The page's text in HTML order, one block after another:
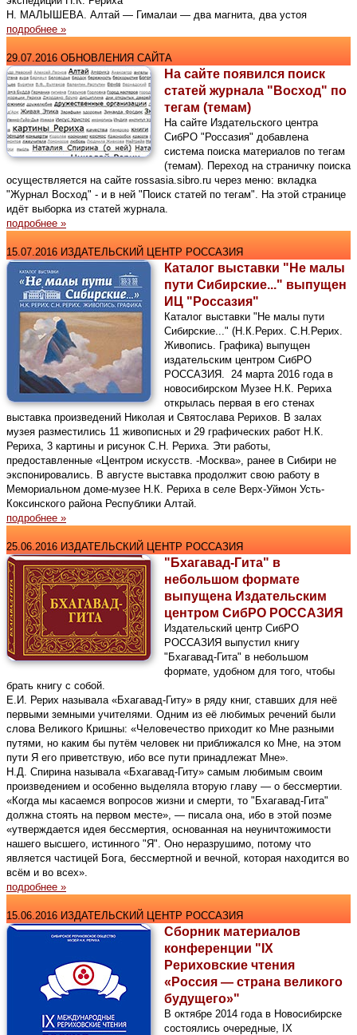
Н. МАЛЫШЕВА. Алтай — Гималаи — два магнита, два устоя
подробнее »
29.07.2016 ОБНОВЛЕНИЯ САЙТА
На сайте появился поиск
статей журнала "Восход" по
тегам (темам)
На сайте Издательского центра
СибРО "Россазия" добавлена
система поиска материалов по тегам
(темам). Переход на страничку поиска
осуществляется на сайте rossasia.sibro.ru через меню: вкладка
"Журнал Восход" - и в ней "Поиск статей по тегам". На этой странице
идёт выборка из статей журнала.
подробнее »
15.07.2016 ИЗДАТЕЛЬСКИЙ ЦЕНТР РОССАЗИЯ
Каталог выставки "Не малы
пути Сибирские..." выпущен
ИЦ "Россазия"
Каталог выставки "Не малы пути
Сибирские..." (Н.К.Рерих. С.Н.Рерих.
Живопись. Графика) выпущен
издательским центром СибРО
РОССАЗИЯ. 24 марта 2016 года в
новосибирском Музее Н.К. Рериха
открылась первая в его стенах
выставка произведений Николая и Святослава Рерихов. В залах
музея разместились 11 живописных и 29 графических работ Н.К.
Рериха, 3 картины и рисунок С.Н. Рериха. Эти работы,
предоставленные «Центром искусств. ‑Москва», ранее в Сибири не
экспонировались. В августе выставка продолжит свою работу в
Мемориальном доме-музее Н.К. Рериха в селе Верх-Уймон Усть-
Коксинского района Республики Алтай.
подробнее »
25.06.2016 ИЗДАТЕЛЬСКИЙ ЦЕНТР РОССАЗИЯ
"Бхагавад-Гита" в
небольшом формате
выпущена Издательским
центром СибРО РОССАЗИЯ
Издательский центр СибРО
РОССАЗИЯ выпустил книгу
"Бхагавад-Гита" в небольшом
формате, удобном для того, чтобы
брать книгу с собой.
Е.И. Рерих называла «Бхагавад-Гиту» в ряду книг, ставших для неё
первыми земными учителями. Одним из её любимых речений были
слова Великого Кришны: «Человечество приходит ко Мне разными
путями, но каким бы путём человек ни приближался ко Мне, на этом
пути Я его приветствую, ибо все пути принадлежат Мне».
Н.Д. Спирина называла «Бхагавад-Гиту» самым любимым своим
произведением и особенно выделяла вторую главу — о бессмертии.
«Когда мы касаемся вопросов жизни и смерти, то "Бхагавад-Гита"
должна стоять на первом месте», — писала она, ибо в этой поэме
«утверждается идея бессмертия, основанная на неуничтожимости
нашего высшего, истинного "Я". Оно неразрушимо, потому что
является частицей Бога, бессмертной и вечной, которая находится во
всём и во всех».
подробнее »
15.06.2016 ИЗДАТЕЛЬСКИЙ ЦЕНТР РОССАЗИЯ
Сборник материалов
конференции "IX
Рериховские чтения
«Россия — страна великого
будущего»"
В октябре 2014 года в Новосибирске
состоялись очередные, IX